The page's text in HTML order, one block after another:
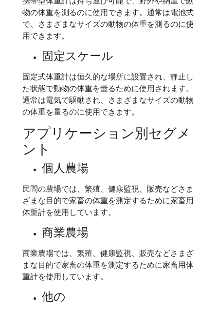
物の体重を測るのに使用できます。通常は電池式
で、さまざまなサイズの動物の体重を測るのに使
用できます。
固定スケール
固定式体重計は恒久的な場所に設置され、静止し
た状態で動物の体重を量るために使用されます。
通常は電気で駆動され、さまざまなサイズの動物
の体重を量るのに使用できます。
アプリケーション別セグメ
ント
個人農場
民間の農場では、繁殖、健康監視、販売などさま
ざまな目的で家畜の体重を測定するために家畜用
体重計を使用しています。
商業農場
商業農場では、繁殖、健康監視、販売などさまざ
まな目的で家畜の体重を測定するために家畜用体
重計を使用しています。
他の